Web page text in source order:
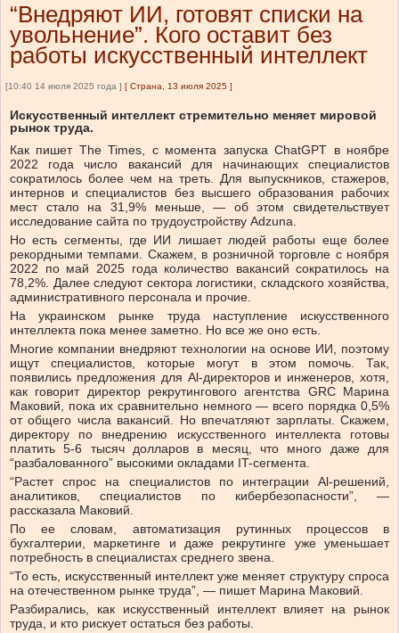
“Внедряют ИИ, готовят списки на
увольнение”. Кого оставит без
работы искусственный интеллект
[10:40 14 июля 2025 года ] [ Страна, 13 июля 2025 ]
Искусственный интеллект стремительно меняет мировой
рынок труда.
Как пишет The Times, с момента запуска ChatGPT в ноябре
2022 года число вакансий для начинающих специалистов
сократилось более чем на треть. Для выпускников, стажеров,
интернов и специалистов без высшего образования рабочих
мест стало на 31,9% меньше, — об этом свидетельствует
исследование сайта по трудоустройству Adzuna.
Но есть сегменты, где ИИ лишает людей работы еще более
рекордными темпами. Скажем, в розничной торговле с ноября
2022 по май 2025 года количество вакансий сократилось на
78,2%. Далее следуют сектора логистики, складского хозяйства,
административного персонала и прочие.
На украинском рынке труда наступление искусственного
интеллекта пока менее заметно. Но все же оно есть.
Многие компании внедряют технологии на основе ИИ, поэтому
ищут специалистов, которые могут в этом помочь. Так,
появились предложения для Al-директоров и инженеров, хотя,
как говорит директор рекрутингового агентства GRC Марина
Маковий, пока их сравнительно немного — всего порядка 0,5%
от общего числа вакансий. Но впечатляют зарплаты. Скажем,
директору по внедрению искусственного интеллекта готовы
платить 5-6 тысяч долларов в месяц, что много даже для
“разбалованного” высокими окладами IT-сегмента.
“Растет спрос на специалистов по интеграции Al-решений,
аналитиков, специалистов по кибербезопасности”, —
рассказала Маковий.
По ее словам, автоматизация рутинных процессов в
бухгалтерии, маркетинге и даже рекрутинге уже уменьшает
потребность в специалистах среднего звена.
“То есть, искусственный интеллект уже меняет структуру спроса
на отечественном рынке труда”, — пишет Марина Маковий.
Разбирались, как искусственный интеллект влияет на рынок
труда, и кто рискует остаться без работы.